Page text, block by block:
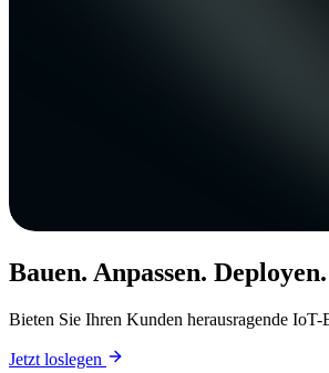
Bauen. Anpassen. Deployen.
Bieten Sie Ihren Kunden herausragende
Jetzt loslegen